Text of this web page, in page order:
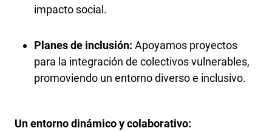
impacto social.
Planes de inclusión: Apoyamos proyectos
para la integración de colectivos vulnerables,
promoviendo un entorno diverso e inclusivo.
Un entorno dinámico y colaborativo: